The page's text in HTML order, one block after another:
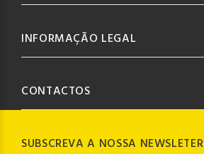
SUBSCREVA A NOSSA NEWSLETER
INFORMAÇÃO LEGAL
CONTACTOS